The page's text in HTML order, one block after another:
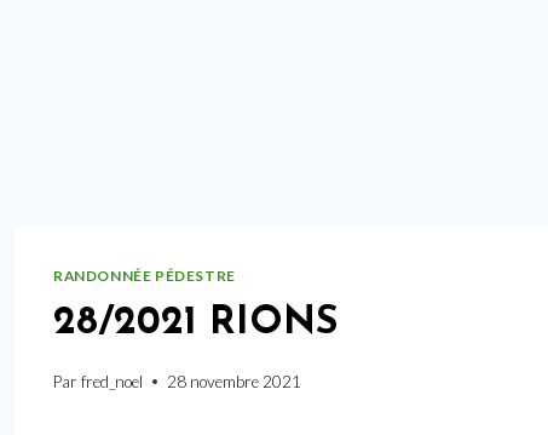
RANDONNÉE PÉDESTRE
28/2021 RIONS
Par fred_noel 28 novembre 2021